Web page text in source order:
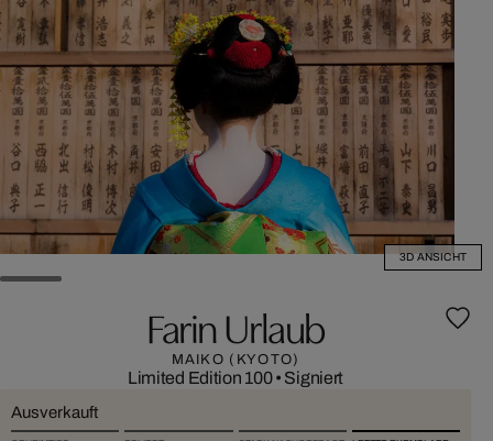
3D ANSICHT
Farin Urlaub
MAIKO (KYOTO)
Limited Edition 100• Signiert
Ausverkauft